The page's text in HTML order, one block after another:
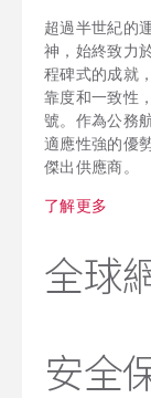
超過半世紀的
神，始終致力
程碑式的成就
靠度和一致性
號。作為公務
適應性強的優
傑出供應商。
了解更多
全球
全球
安全